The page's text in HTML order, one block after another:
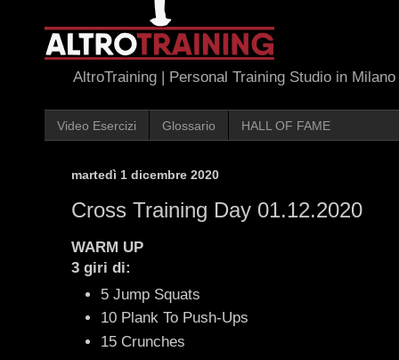
AltroTraining | Personal Training Studio in Milano
Video Esercizi Glossario HALL OF FAME
martedì 1 dicembre 2020
Cross Training Day 01.12.2020
WARM UP
3 giri di:
5 Jump Squats
10 Plank To Push-Ups
15 Crunches